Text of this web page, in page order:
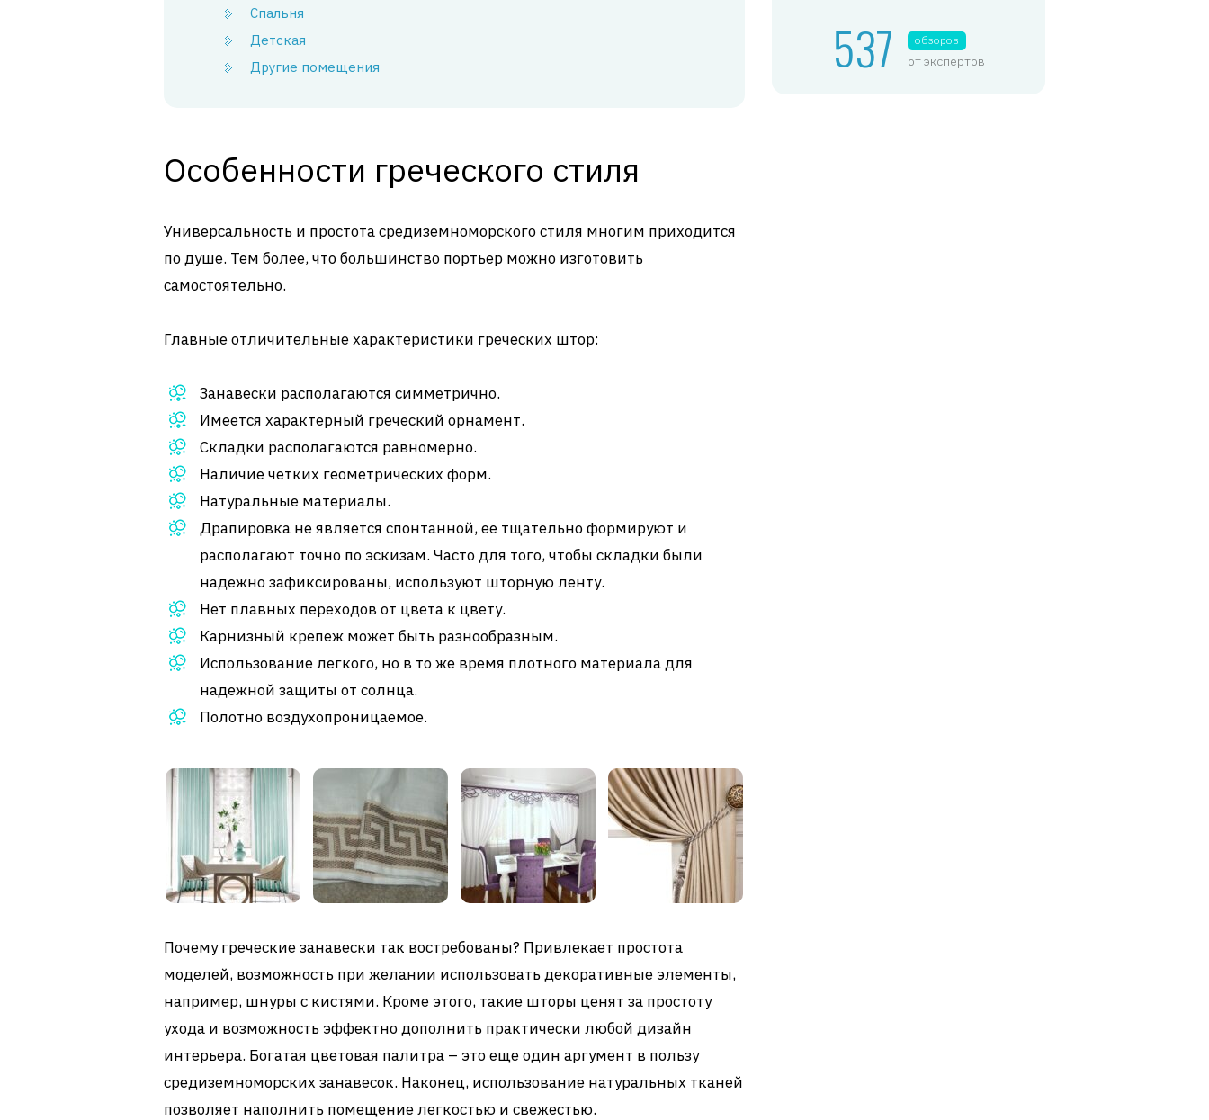
Спальня
Детская
Другие помещения
Особенности греческого стиля
Универсальность и простота средиземноморского стиля многим приходится
по душе. Тем более, что большинство портьер можно изготовить
самостоятельно.
Главные отличительные характеристики греческих штор:
Занавески располагаются симметрично.
Имеется характерный греческий орнамент.
Складки располагаются равномерно.
Наличие четких геометрических форм.
Натуральные материалы.
Драпировка не является спонтанной, ее тщательно формируют и
располагают точно по эскизам. Часто для того, чтобы складки были
надежно зафиксированы, используют шторную ленту.
Нет плавных переходов от цвета к цвету.
Карнизный крепеж может быть разнообразным.
Использование легкого, но в то же время плотного материала для
надежной защиты от солнца.
Полотно воздухопроницаемое.
Почему греческие занавески так востребованы? Привлекает простота
моделей, возможность при желании использовать декоративные элементы,
например, шнуры с кистями. Кроме этого, такие шторы ценят за простоту
ухода и возможность эффектно дополнить практически любой дизайн
интерьера. Богатая цветовая палитра – это еще один аргумент в пользу
средиземноморских занавесок. Наконец, использование натуральных тканей
позволяет наполнить помещение легкостью и свежестью.
537 обзоров
от экспертов